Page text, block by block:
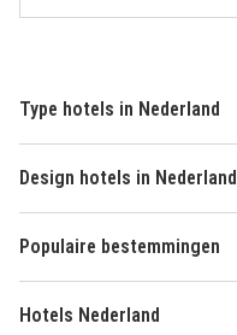
Type hotels in Nederland
Design hotels in Nederland
Populaire bestemmingen
Hotels Nederland